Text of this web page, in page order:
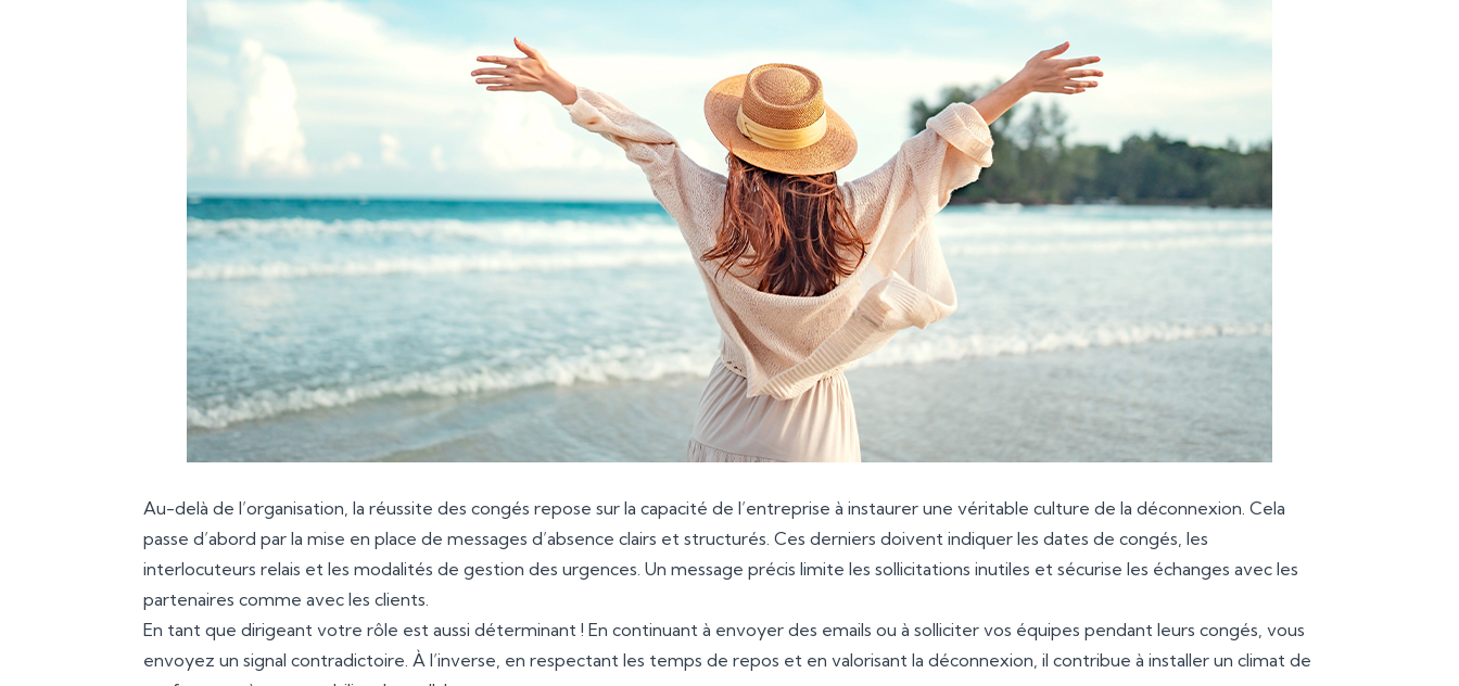
Au-delà de l’organisation, la réussite des congés repose sur la capacité de l’entreprise à instaurer une véritable culture de la déconnexion. Cela
passe d’abord par la mise en place de messages d’absence clairs et structurés. Ces derniers doivent indiquer les dates de congés, les
interlocuteurs relais et les modalités de gestion des urgences. Un message précis limite les sollicitations inutiles et sécurise les échanges avec les
partenaires comme avec les clients.
En tant que dirigeant votre rôle est aussi déterminant ! En continuant à envoyer des emails ou à solliciter vos équipes pendant leurs congés, vous
envoyez un signal contradictoire. À l’inverse, en respectant les temps de repos et en valorisant la déconnexion, il contribue à installer un climat de